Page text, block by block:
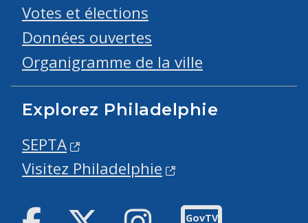
Votes et élections
Données ouvertes
Organigramme de la ville
Explorez Philadelphie
SEPTA
Visitez Philadelphie
Facebook Twitter Instagram
GovTV